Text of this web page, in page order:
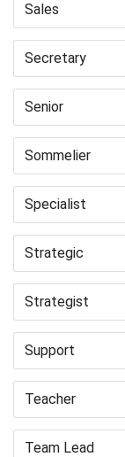
Sales
Secretary
Senior
Sommelier
Specialist
Strategic
Strategist
Support
Teacher
Team Lead